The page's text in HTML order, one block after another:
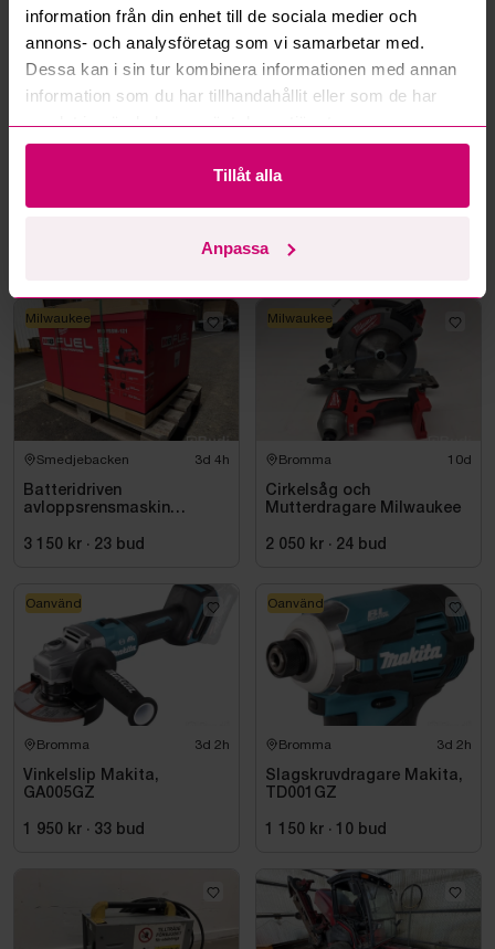
information från din enhet till de sociala medier och
annons- och analysföretag som vi samarbetar med.
Dessa kan i sin tur kombinera informationen med annan
information som du har tillhandahållit eller som de har
samlat in när du har använt deras tjänster.
Tillåt alla
Anpassa
Kan jag ångra ett bud?
Kan ni frakta mina vunna objekt?
Mer från samma kategori
Smedjebacken 3d 4h
Batteridriven
avloppsrensmaskin
FSSM-121 | Oanvänd
3 150 kr · 23 bud
Milwaukee
Bromma 10d
Cirkelsåg och
Mutterdragare Milwaukee
2 050 kr · 24 bud
Milwaukee
Bromma 3d 2h
Vinkelslip Makita,
GA005GZ
1 950 kr · 33 bud
Oanvänd
Bromma 3d 2h
Slagskruvdragare Makita,
TD001GZ
1 150 kr · 10 bud
Oanvänd